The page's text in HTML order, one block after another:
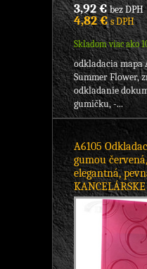
3,92 €bez DPH
4,82 €s DPH
Skladom viac ako
odkladacia mapa
Summer Flower,
odkladanie
gumičku, -...
A6105
gumou
elegantná,